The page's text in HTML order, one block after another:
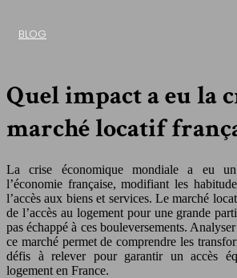
BLOG
Quel impact a eu la
marché locatif
La crise économique mondiale a eu
l’économie française, modifiant les
l’accès aux biens et services. Le marché
de l’accès au logement pour une grande
pas échappé à ces bouleversements.
ce marché permet de comprendre les
défis à relever pour garantir un accès
logement en France.